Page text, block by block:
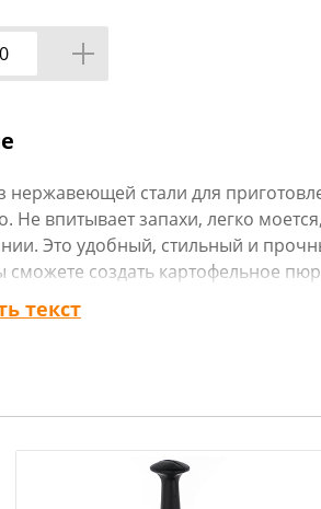
нержавеющей стали для
Не впитывает запахи, легко
Это удобный, стильный и
сможете создать картофельное
из нержавеющей стали,
прочный и
сталь
: 22,6х7,1х6,9 см
текст